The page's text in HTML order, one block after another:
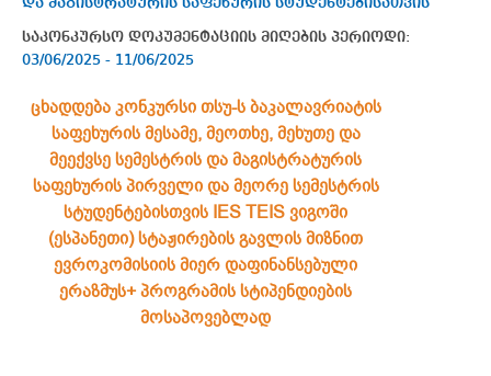
და მაგისტრატურის საფეხურის სტუდენტებისათვის
საკონკურსო დოკუმენტაციის მიღების პერიოდი:
03/06/2025 - 11/06/2025
ცხადდება კონკურსი თსუ-ს ბაკალავრიატის
საფეხურის მესამე, მეოთხე, მეხუთე და
მეექვსე სემესტრის და მაგისტრატურის
საფეხურის პირველი და მეორე სემესტრის
სტუდენტებისთვის IES TEIS ვიგოში
(ესპანეთი) სტაჟირების გავლის მიზნით
ევროკომისიის მიერ დაფინანსებული
ერაზმუს+ პროგრამის სტიპენდიების
მოსაპოვებლად